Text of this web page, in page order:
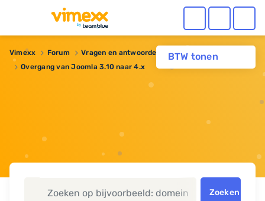
BTW tonen
Vimexx Forum
Vragen en antwoorden
Overgang van Joomla 3.10 naar 4.x
Zoeken